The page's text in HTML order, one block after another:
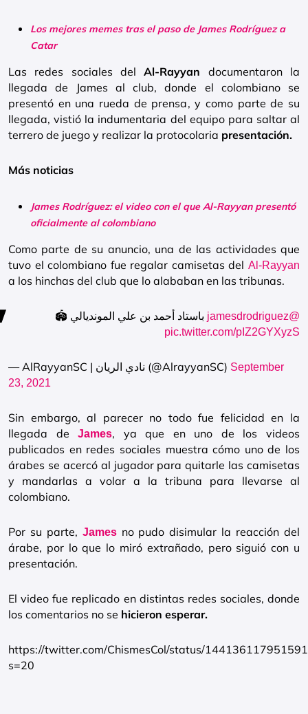
Los mejores memes tras el paso de James Rodríguez a
Catar
Las redes sociales delAl-Rayyan documentaron la
llegada de James al club, donde el colombiano se
presentó en una rueda de prensa, y como parte de su
llegada, vistió la indumentaria del equipo para saltar al
terrero de juego y realizar la protocolaria presentación.
Más noticias
James Rodríguez: el video con el que Al-Rayyan presentó
oficialmente al colombiano
Como parte de su anuncio, una de las actividades que
tuvo el colombiano fue regalar camisetas del Al-Rayyan
a los hinchas del club que lo alababan en las tribunas.
@jamesdrodriguez باستاد أحمد بن علي المونديالي 🏟
pic.twitter.com/pIZ2GYXyzS
— AlRayyanSC | نادي الريان (@AlrayyanSC) September
23, 2021
Sin embargo, al parecer no todo fue felicidad en la
llegada deJames, ya que en uno de los videos
publicados en redes sociales muestra cómo uno de los
árabes se acercó al jugador para quitarle las camisetas
y mandarlas a volar a la tribuna para llevarse al
colombiano.
Por su parte, James no pudo disimular la reacción del
árabe, por lo que lo miró extrañado, pero siguió con u
presentación.
El video fue replicado en distintas redes sociales, donde
los comentarios no se hicieron esperar.
https://twitter.com/ChismesCol/status/
s=20